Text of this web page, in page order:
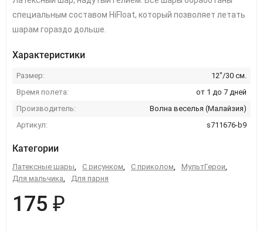
специальным составом HiFloat, который позволяет летать
шарам гораздо дольше.
Характеристики
Размер:
12"/30 см.
Время полета:
от 1 до 7 дней
Производитель:
Волна веселья (Малайзия)
Артикул:
s711676-b9
Категории
Латексные шары, С рисунком, С приколом, МультГерои,
Для мальчика, Для парня
175 ₽